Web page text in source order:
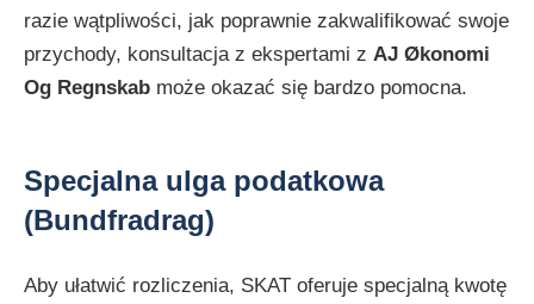
razie wątpliwości, jak poprawnie zakwalifikować swoje
przychody, konsultacja z ekspertami z AJ Økonomi
Og Regnskab może okazać się bardzo pomocna.
Specjalna ulga podatkowa
(Bundfradrag)
Aby ułatwić rozliczenia, SKAT oferuje specjalną kwotę